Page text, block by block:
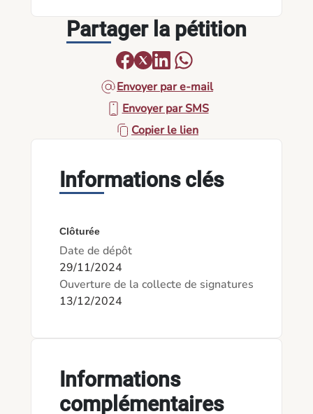
Partager la pétition
Envoyer par e-mail
Envoyer par SMS
Copier le lien
Informations clés
Clôturée
Date de dépôt
29/11/2024
Ouverture de la collecte de signatures
13/12/2024
Informations
complémentaires